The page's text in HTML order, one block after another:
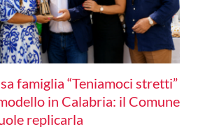
famiglia “Teniamoci stretti”
in Calabria: il Comune
replicarla